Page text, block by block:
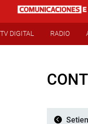
TV DIGITAL RADIO